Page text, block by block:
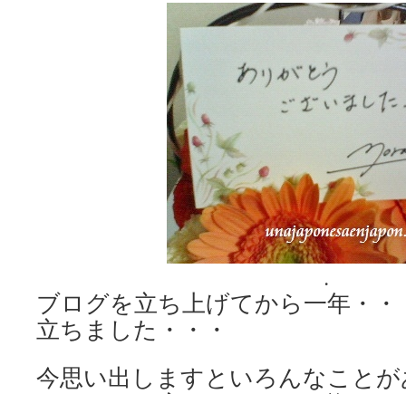
.
ブログを立ち上げてから一年・
立ちました・・・
今思い出しますといろんなこと